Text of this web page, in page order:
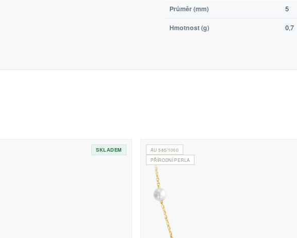
Průměr (mm) 5
Hmotnost (g) 0,7
SKLADEM
AU 585/1000
PŘÍRODNÍ PERLA